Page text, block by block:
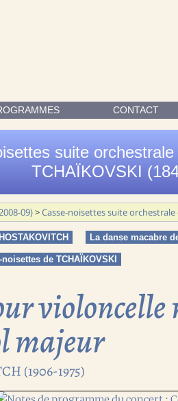
DE PIOTR ILITCH CONTACT
suite
TCHAÏKOVSKI
09)>Casse-noisettes suite orchestrale
La danse macabre
noisettes de TCHAÏKOVSKI
violoncelle
majeur
(1906-1975)